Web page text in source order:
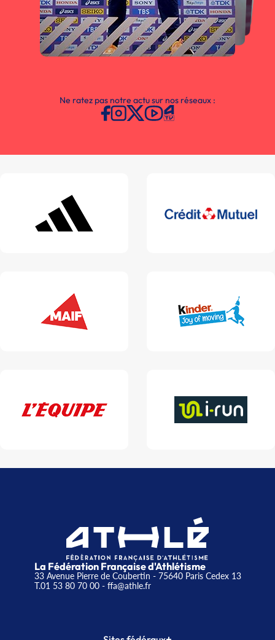
Ne ratez pas notre actu sur nos réseaux :
La Fédération Française d'Athlétisme
33 Avenue Pierre de Coubertin - 75640 Paris Cedex 13
T.01 53 80 70 00- ffa@athle.fr